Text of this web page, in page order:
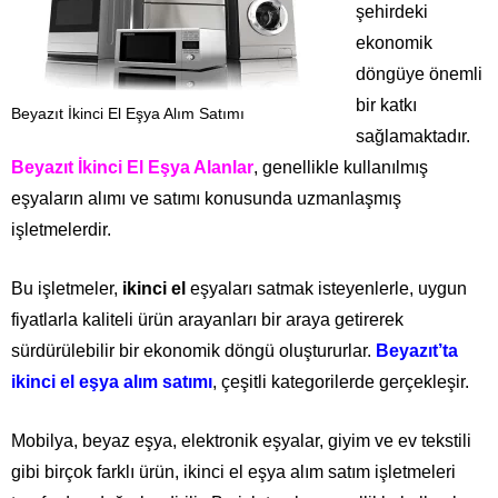
Beyazıt İkinci El Eşya Alım Satımı
şehirdeki
ekonomik
döngüye önemli
bir katkı
sağlamaktadır.
Beyazıt İkinci El Eşya Alanlar, genellikle kullanılmış
eşyaların alımı ve satımı konusunda uzmanlaşmış
işletmelerdir.
Bu işletmeler, ikinci el eşyaları satmak isteyenlerle, uygun
fiyatlarla kaliteli ürün arayanları bir araya getirerek
sürdürülebilir bir ekonomik döngü oluştururlar. Beyazıt’ta
ikinci el eşya alım satımı, çeşitli kategorilerde gerçekleşir.
Mobilya, beyaz eşya, elektronik eşyalar, giyim ve ev tekstili
gibi birçok farklı ürün, ikinci el eşya alım satım işletmeleri